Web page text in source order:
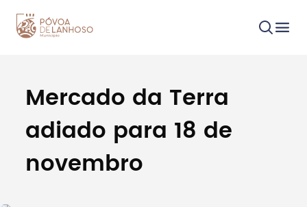
Procurar
Mercado da Terra
adiado para 18 de
novembro